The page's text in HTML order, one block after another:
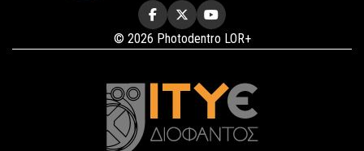
© 2026 Photodentro LOR+